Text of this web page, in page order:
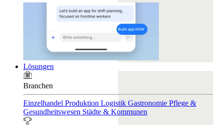
Lösungen
Branchen
Einzelhandel Produktion Logistik Gastronomie Pflege &
Gesundheitswesen Städte & Kommunen